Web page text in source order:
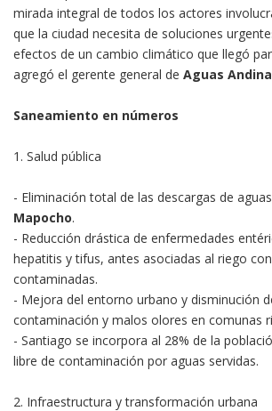
mirada integral de todos los actores
que la ciudad necesita de soluciones
efectos de un cambio climático que llegó
agregó el gerente general de Aguas
Saneamiento en números
1. Salud pública
- Eliminación total de las descargas de
Mapocho.
- Reducción drástica de enfermedades
hepatitis y tifus, antes asociadas al riego
contaminadas.
- Mejora del entorno urbano y disminución
contaminación y malos olores en comunas
- Santiago se incorpora al 28% de la
libre de contaminación por aguas servidas.
2. Infraestructura y transformación urbana